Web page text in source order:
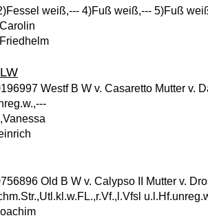
weiß,--- 4)Fuß weiß,--- 5)Fuß
Westf B W v. Casaretto Mutter v.
Old B W v. Calypso II Mutter v.